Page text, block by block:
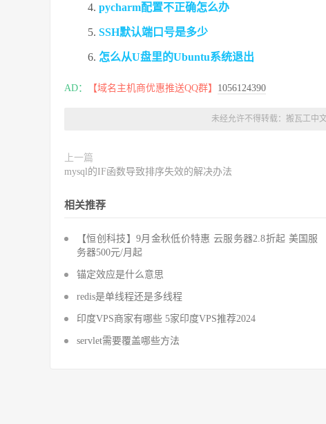
pycharm配置不正确怎么办
SSH默认端口号是多少
怎么从U盘里的Ubuntu系统退出
AD： 【域名主机商优惠推送QQ群】 1056124390
未经允许不得转载： 搬瓦工中
上一篇
mysql的IF函数导致排序失效的解决办法
相关推荐
【恒创科技】9月金秋低价特惠 云服务器2.8折起 美国服
务器500元/月起
锚定效应是什么意思
redis是单线程还是多线程
印度VPS商家有哪些 5家印度VPS推荐2024
servlet需要覆盖哪些方法